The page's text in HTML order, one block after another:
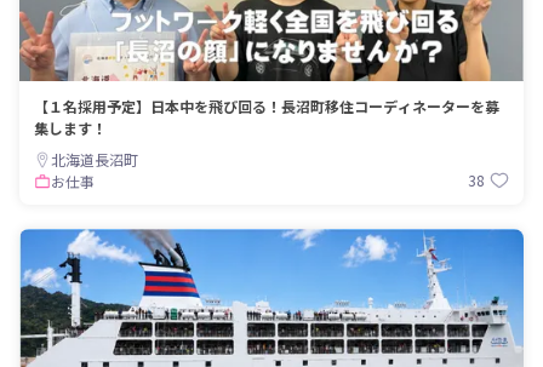
【１名採用予定】日本中を飛び回る！長沼町移住コーディネーターを募
集します！
北海道長沼町
お仕事
38